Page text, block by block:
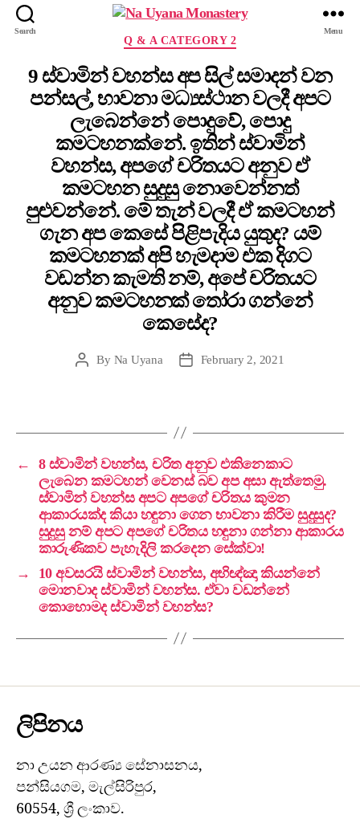
Search Menu
Q & A CATEGORY 2
9 ස්වාමින් වහන්ස අප සිල් සමාදන් වන
පන්සල්, භාවනා මධ්‍යස්ථාන වලදී අපට
ලැබෙන්නේ පොදුවේ, පොදු
කමටහනක්නේ. ඉතින් ස්වාමින්
වහන්ස, අපගේ චරිතයට අනුව ඒ
කමටහන සුදුසු නොවෙන්නත්
පුළුවන්නේ. මේ තැන් වලදී ඒ කමටහන්
ගැන අප කෙසේ පිළිපැදිය යුතුද? යම්
කමටහනක් අපි හැමදාම එක දිගට
වඩන්න කැමති නම්, අපේ චරිතයට
අනුව කමටහනක් තෝරා ගන්නේ
කෙසේද?
By Na Uyana February 2, 2021
←
8 ස්වාමින් වහන්ස, චරිත අනුව එකිනෙකාට
ලැබෙන කමටහන් වෙනස් බව අප අසා ඇත්තෙමු.
ස්වාමින් වහන්ස අපට අපගේ චරිතය කුමන
ආකාරයක්ද කියා හඳුනා ගෙන භාවනා කිරීම සුදුසුද?
සුදුසු නම් අපට අපගේ චරිතය හඳුනා ගන්නා ආකාරය
කාරුණිකව පැහැදිලි කරදෙන සේක්වා!
→
10 අවසරයි ස්වාමින් වහන්ස, අභිඥ්ඤා කියන්නේ
මොනවාද ස්වාමින් වහන්ස. ඒවා වඩන්නේ
කොහොමද ස්වාමින් වහන්ස?
ලිපිනය
නා උයන ආරණ්‍ය සේනාසනය,
පන්සියගම, මැල්සිරිපුර,
60554, ශ්‍රී ලංකාව.